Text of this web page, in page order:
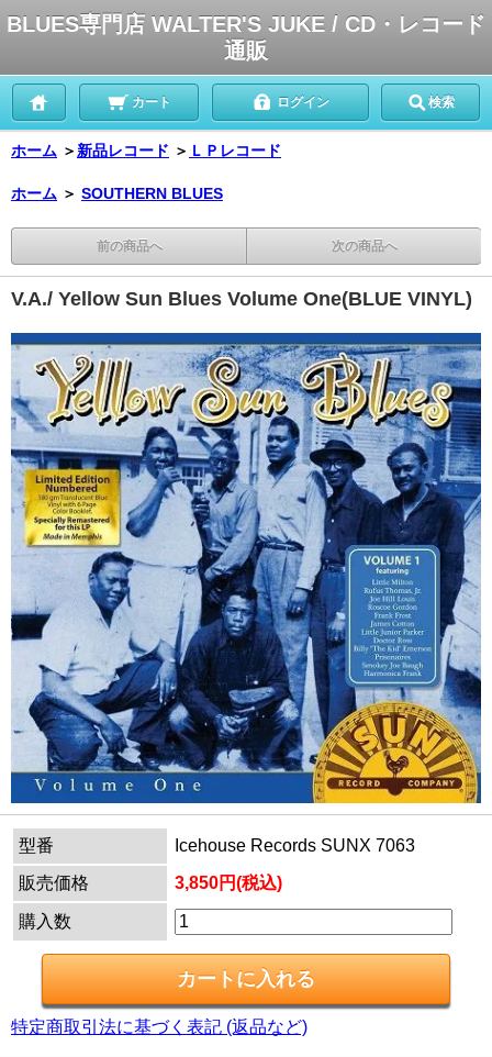
BLUES専門店 WALTER'S JUKE / CD・レコード
通販
カート ログイン 検索
ホーム ＞ 新品レコード ＞ ＬＰレコード
ホーム ＞ SOUTHERN BLUES
前の商品へ 次の商品へ
V.A./ Yellow Sun Blues Volume One(BLUE VINYL)
型番
Icehouse Records SUNX 7063
販売価格
3,850円(税込)
購入数
特定商取引法に基づく表記 (返品など)